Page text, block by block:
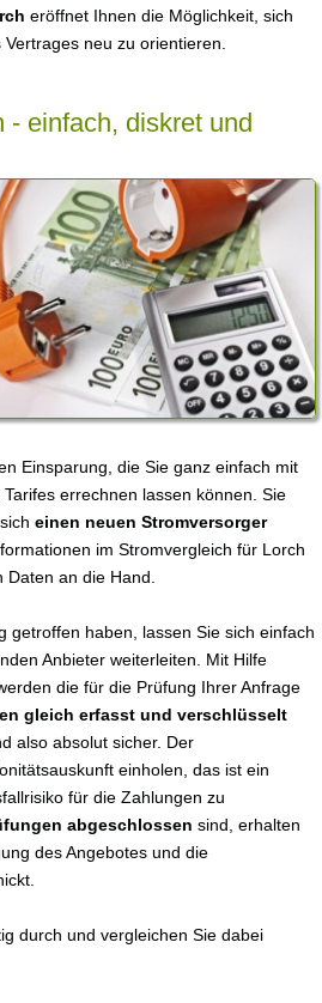
eröffnet Ihnen die Möglichkeit, sich
neu zu orientieren.
- einfach, diskret und
Einsparung, die Sie ganz einfach mit
errechnen lassen können. Sie
einen neuen Stromversorger
im Stromvergleich für Lorch
an die Hand.
getroffen haben, lassen Sie sich einfach
Anbieter weiterleiten. Mit Hilfe
die für die Prüfung Ihrer Anfrage
gleich erfasst und verschlüsselt
also absolut sicher. Der
einholen, das ist ein
für die Zahlungen zu
abgeschlossen sind, erhalten
des Angebotes und die
durch und vergleichen Sie dabei